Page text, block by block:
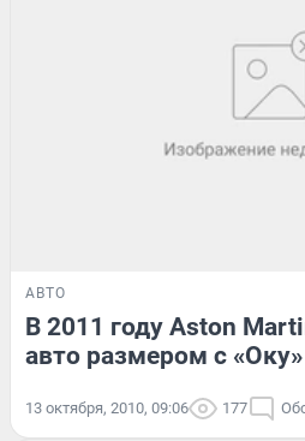
АВТО
В 2011 году Aston
авто размером с «Оку»
13 октября, 2010, 09:06 177